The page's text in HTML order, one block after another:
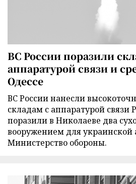
ВС России поразили
аппаратурой связи и
Одессе
ВС России нанесли
складам с аппаратурой связи
поразили в Николаеве два
вооружением для
Министерство обороны.